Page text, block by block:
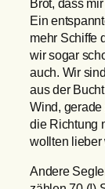
Brot, dass
Ein
mehr Schiffe
wir sogar
auch. Wir
aus der
Wind,
die Richtung
wollten lieber
Andere